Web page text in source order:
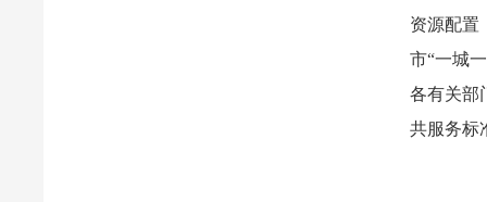
资源配置
市“一城
各有关部
共服务标